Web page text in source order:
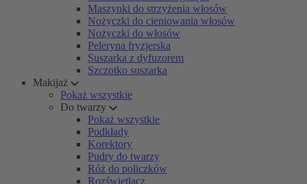
Maszynki do strzyżenia włosów
Nożyczki do cieniowania włosów
Nożyczki do włosów
Peleryna fryzjerska
Suszarka z dyfuzorem
Szczotko suszarka
Makijaż
Pokaż wszystkie
Do twarzy
Pokaż wszystkie
Podkłady
Korektory
Pudry do twarzy
Róż do policzków
Rozświetlacz